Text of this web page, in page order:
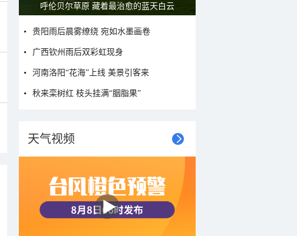
呼伦贝尔草原 藏着最治愈的蓝天白云
贵阳雨后晨雾缭绕 宛如水墨画卷
广西钦州雨后双彩虹现身
河南洛阳“花海”上线 美景引客来
秋来栾树红 枝头挂满“胭脂果”
天气视频